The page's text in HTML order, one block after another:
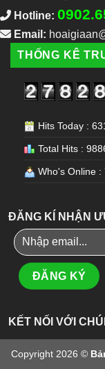
Hotline:
Email:
THỐNG KÊ
Hits Today :
Total Hits :
Who's Online :
ĐĂNG KÍ NHẬN
KẾT NỐI VỚI
Copyright 2026 ©